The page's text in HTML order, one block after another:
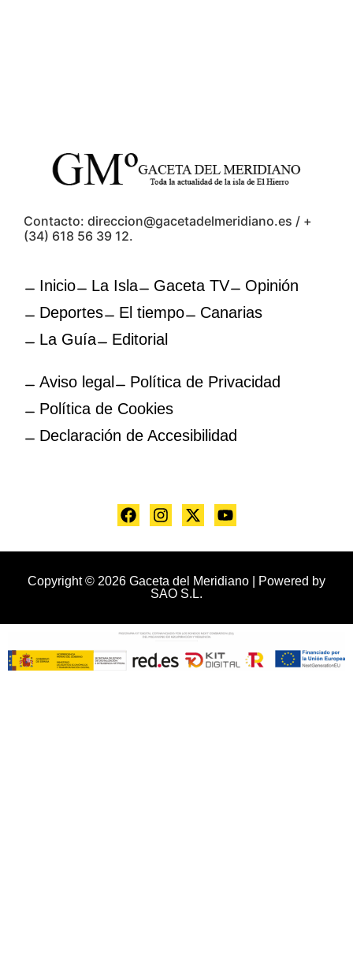
Contacto: direccion@gacetadelmeridiano.es / +
(34) 618 56 39 12.
Inicio La Isla Gaceta TV
Opinión
Deportes
El tiempo
Canarias
La Guía
Editorial
Aviso legal
Política de Privacidad
Política de Cookies
Declaración de Accesibilidad
Copyright © 2026 Gaceta del Meridiano | Powered by
SAO S.L.